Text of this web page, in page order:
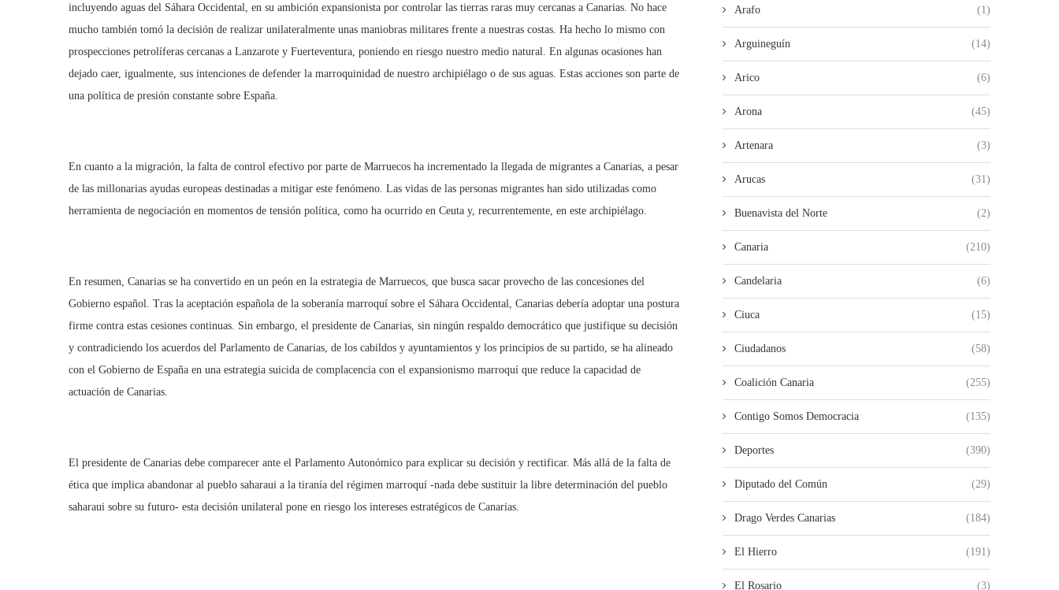
incluyendo aguas del Sáhara Occidental, en su ambición expansionista por controlar las tierras raras muy cercanas a Canarias. No hace
mucho también tomó la decisión de realizar unilateralmente unas maniobras militares frente a nuestras costas. Ha hecho lo mismo con
prospecciones petrolíferas cercanas a Lanzarote y Fuerteventura, poniendo en riesgo nuestro medio natural. En algunas ocasiones han
dejado caer, igualmente, sus intenciones de defender la marroquinidad de nuestro archipiélago o de sus aguas. Estas acciones son parte de
una política de presión constante sobre España.
En cuanto a la migración, la falta de control efectivo por parte de Marruecos ha incrementado la llegada de migrantes a Canarias, a pesar
de las millonarias ayudas europeas destinadas a mitigar este fenómeno. Las vidas de las personas migrantes han sido utilizadas como
herramienta de negociación en momentos de tensión política, como ha ocurrido en Ceuta y, recurrentemente, en este archipiélago.
En resumen, Canarias se ha convertido en un peón en la estrategia de Marruecos, que busca sacar provecho de las concesiones del
Gobierno español. Tras la aceptación española de la soberanía marroquí sobre el Sáhara Occidental, Canarias debería adoptar una postura
firme contra estas cesiones continuas. Sin embargo, el presidente de Canarias, sin ningún respaldo democrático que justifique su decisión
y contradiciendo los acuerdos del Parlamento de Canarias, de los cabildos y ayuntamientos y los principios de su partido, se ha alineado
con el Gobierno de España en una estrategia suicida de complacencia con el expansionismo marroquí que reduce la capacidad de
actuación de Canarias.
El presidente de Canarias debe comparecer ante el Parlamento Autonómico para explicar su decisión y rectificar. Más allá de la falta de
ética que implica abandonar al pueblo saharaui a la tiranía del régimen marroquí -nada debe sustituir la libre determinación del pueblo
saharaui sobre su futuro- esta decisión unilateral pone en riesgo los intereses estratégicos de Canarias.
Arafo (1)
Arguineguín (14)
Arico (6)
Arona (45)
Artenara (3)
Arucas (31)
Buenavista del Norte (2)
Canaria (210)
Candelaria (6)
Ciuca (15)
Ciudadanos (58)
Coalición Canaria (255)
Contigo Somos Democracia (135)
Deportes (390)
Diputado del Común (29)
Drago Verdes Canarias (184)
El Hierro (191)
El Rosario (3)